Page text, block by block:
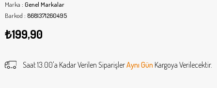
Marka : Genel Markalar
Barkod : 8681371260495
₺199,90
Saat 13.00'a Kadar Verilen SiparişlerAynı Gün Kargoya Verilecektir.